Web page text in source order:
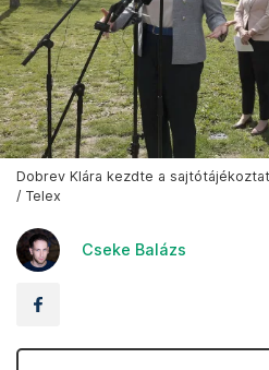
Dobrev Klára kezdte a
/ Telex
Cseke Balázs